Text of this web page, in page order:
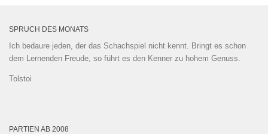
SPRUCH DES MONATS
Ich bedaure jeden, der das Schachspiel nicht kennt. Bringt es schon
dem Lernenden Freude, so führt es den Kenner zu hohem Genuss.
Tolstoi
PARTIEN AB 2008